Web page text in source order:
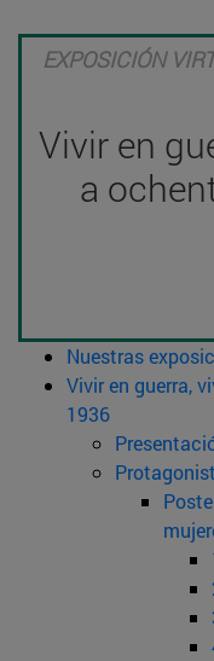
EXPOSICIÓN
Vivir en
a
Nuestras
Vivir en guerra,
1936